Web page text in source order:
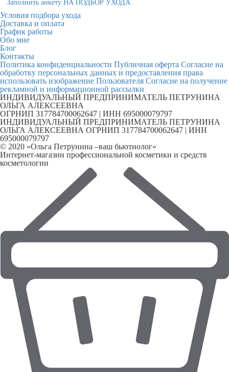
Заполнить анкету НА ПОДБОР УХОДА
Условия подбора ухода
Доставка и оплата
График работы
Обо мне
Блог
Контакты
Политика конфиденциальности Публичная оферта Согласие на
обработку персональных данных и предоставления права
использовать изображение Пользователя Согласие на получение
рекламной и информационной рассылки
ИНДИВИДУАЛЬНЫЙ ПРЕДПРИНИМАТЕЛЬ ПЕТРУНИНА
ОЛЬГА АЛЕКСЕЕВНА
ОГРНИП 317784700062647 | ИНН 695000079797
ИНДИВИДУАЛЬНЫЙ ПРЕДПРИНИМАТЕЛЬ ПЕТРУНИНА
ОЛЬГА АЛЕКСЕЕВНА ОГРНИП 317784700062647 | ИНН
695000079797
© 2020 «Ольга Петрунина –ваш бьютиолог»
Интернет-магазин профессиональной косметики и средств
косметологии